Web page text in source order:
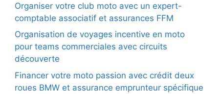
Organiser votre club moto avec un expert-
comptable associatif et assurances FFM
Organisation de voyages incentive en moto
pour teams commerciales avec circuits
découverte
Financer votre moto passion avec crédit deux
roues BMW et assurance emprunteur spécifique